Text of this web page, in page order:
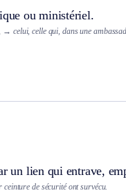
ou ministériel.
→ celui, celle qui, dans une
un lien qui entrave,
de sécurité ont survécu.